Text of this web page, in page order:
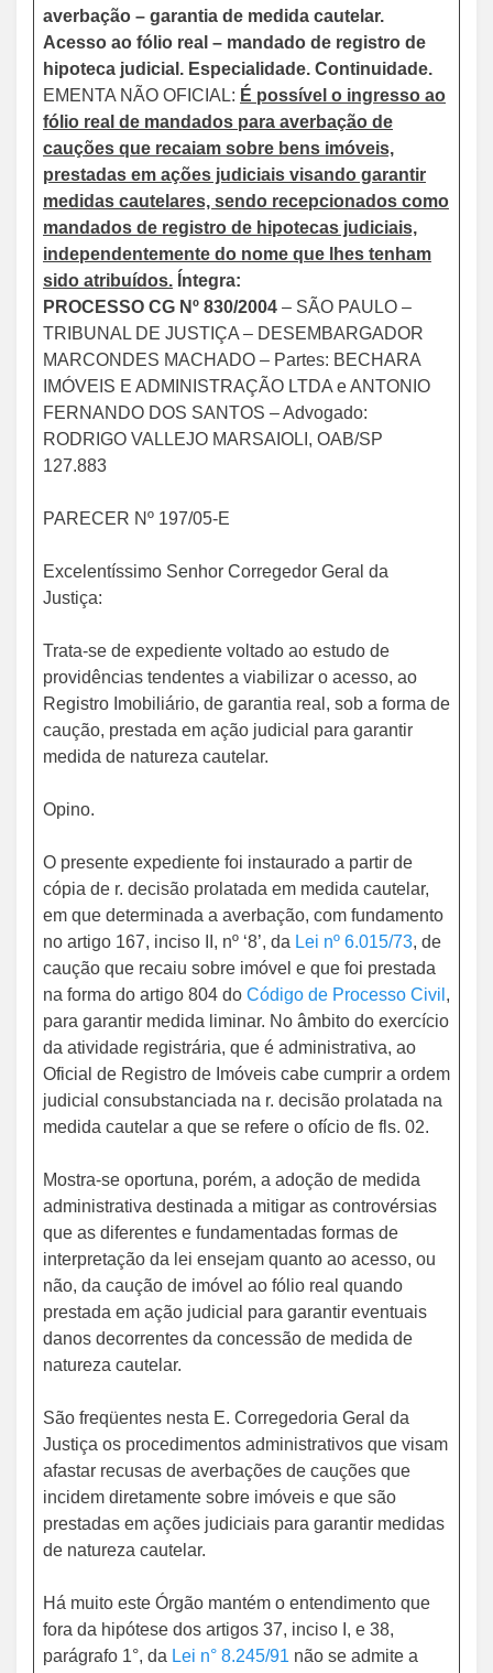
averbação – garantia de medida cautelar.
Acesso ao fólio real – mandado de registro de
hipoteca judicial. Especialidade. Continuidade.
EMENTA NÃO OFICIAL: É possível o ingresso ao
fólio real de mandados para averbação de
cauções que recaiam sobre bens imóveis,
prestadas em ações judiciais visando garantir
medidas cautelares, sendo recepcionados como
mandados de registro de hipotecas judiciais,
independentemente do nome que lhes tenham
sido atribuídos. Íntegra:
PROCESSO CG Nº 830/2004 – SÃO PAULO –
TRIBUNAL DE JUSTIÇA – DESEMBARGADOR
MARCONDES MACHADO – Partes: BECHARA
IMÓVEIS E ADMINISTRAÇÃO LTDA e ANTONIO
FERNANDO DOS SANTOS – Advogado:
RODRIGO VALLEJO MARSAIOLI, OAB/SP
127.883
PARECER Nº 197/05-E
Excelentíssimo Senhor Corregedor Geral da
Justiça:
Trata-se de expediente voltado ao estudo de
providências tendentes a viabilizar o acesso, ao
Registro Imobiliário, de garantia real, sob a forma de
caução, prestada em ação judicial para garantir
medida de natureza cautelar.
Opino.
O presente expediente foi instaurado a partir de
cópia de r. decisão prolatada em medida cautelar,
em que determinada a averbação, com fundamento
no artigo 167, inciso II, nº ‘8’, da Lei nº 6.015/73, de
caução que recaiu sobre imóvel e que foi prestada
na forma do artigo 804 do Código de Processo Civil ,
para garantir medida liminar. No âmbito do exercício
da atividade registrária, que é administrativa, ao
Oficial de Registro de Imóveis cabe cumprir a ordem
judicial consubstanciada na r. decisão prolatada na
medida cautelar a que se refere o ofício de fls. 02.
Mostra-se oportuna, porém, a adoção de medida
administrativa destinada a mitigar as controvérsias
que as diferentes e fundamentadas formas de
interpretação da lei ensejam quanto ao acesso, ou
não, da caução de imóvel ao fólio real quando
prestada em ação judicial para garantir eventuais
danos decorrentes da concessão de medida de
natureza cautelar.
São freqüentes nesta E. Corregedoria Geral da
Justiça os procedimentos administrativos que visam
afastar recusas de averbações de cauções que
incidem diretamente sobre imóveis e que são
prestadas em ações judiciais para garantir medidas
de natureza cautelar.
Há muito este Órgão mantém o entendimento que
fora da hipótese dos artigos 37, inciso I, e 38,
parágrafo 1°, da Lei n° 8.245/91 não se admite a